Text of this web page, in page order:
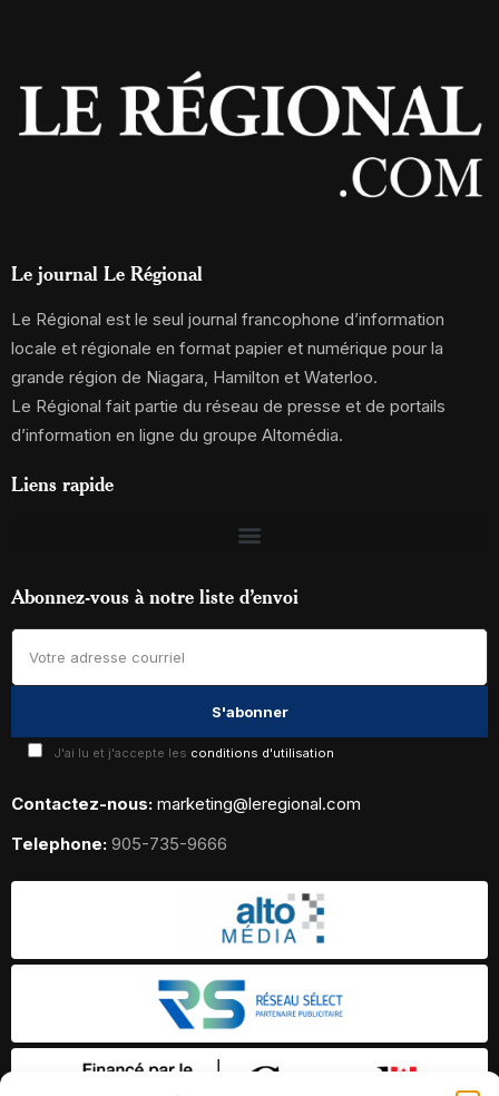
Le journal Le Régional
Le Régional est le seul journal francophone d’information
locale et régionale en format papier et numérique pour la
grande région de Niagara, Hamilton et Waterloo.
Le Régional fait partie du réseau de presse et de portails
d’information en ligne du groupe Altomédia.
Liens rapide
Abonnez-vous à notre liste d’envoi
J'ai lu et j'accepte les conditions d'utilisation
Contactez-nous: marketing@leregional.com
Telephone: 905-735-9666